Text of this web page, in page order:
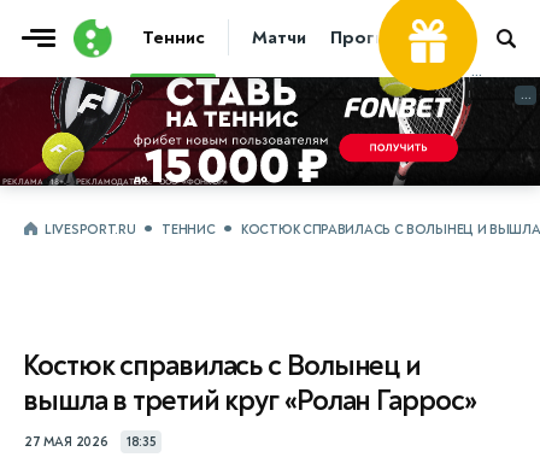
Теннис Матчи Прогнозы Новости
...
...
LIVESPORT.RU ТЕННИС КОСТЮК СПРАВИЛАСЬ С ВОЛЫНЕЦ И ВЫШЛА
Костюк справилась с Волынец и
вышла в третий круг «Ролан Гаррос»
27 МАЯ 2026 18:35